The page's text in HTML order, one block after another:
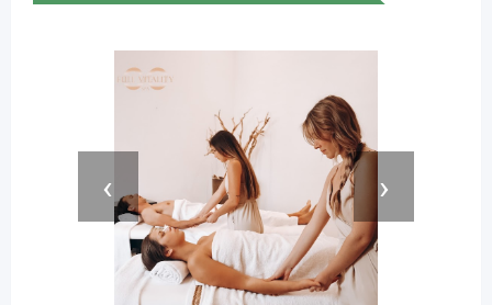
‹ ›